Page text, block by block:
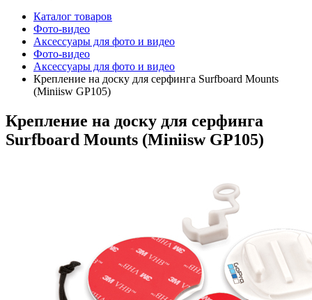
Каталог товаров
Фото-видео
Аксессуары для фото и видео
Фото-видео
Аксессуары для фото и видео
Крепление на доску для серфинга Surfboard Mounts
(Miniisw GP105)
Крепление на доску для серфинга
Surfboard Mounts (Miniisw GP105)